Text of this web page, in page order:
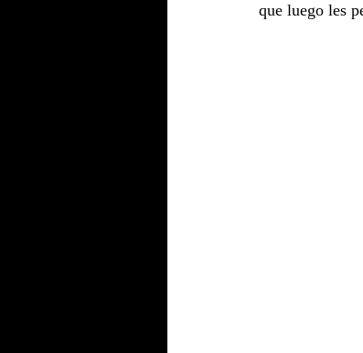
que luego les